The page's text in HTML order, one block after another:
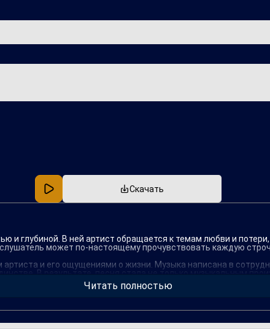
Скачать
и глубиной. В ней артист обращается к темам любви и
может по-настоящему прочувствовать каждую
и его ощущениями о жизни. Музыка написана в
В результате, песня стала не только музыкальным
Читать полностью